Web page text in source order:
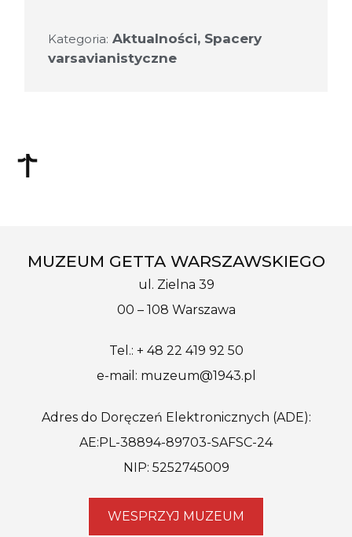
Kategoria: Aktualności, Spacery
varsavianistyczne
MUZEUM GETTA WARSZAWSKIEGO
ul. Zielna 39
00 – 108 Warszawa
Tel.: + 48 22 419 92 50
e-mail: muzeum@1943.pl
Adres do Doręczeń Elektronicznych (ADE):
AE:PL-38894-89703-SAFSC-24
NIP: 5252745009
WESPRZYJ MUZEUM